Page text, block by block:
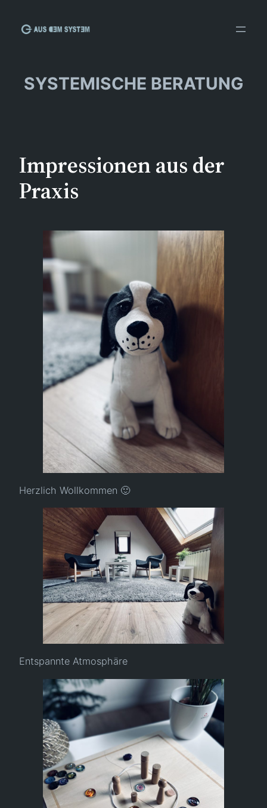
Inhalt
SYSTEMISCHE BERATUNG
Impressionen aus der
Praxis
Herzlich Wollkommen 🙂
Entspannte Atmosphäre